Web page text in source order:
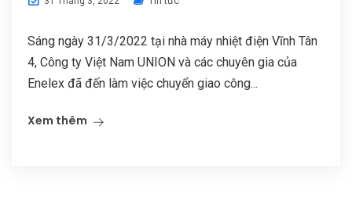
Sáng ngày 31/3/2022 tại nhà máy nhiệt điện Vĩnh Tân
4, Công ty Việt Nam UNION và các chuyên gia của
Enelex đã đến làm việc chuyển giao công...
Xem thêm